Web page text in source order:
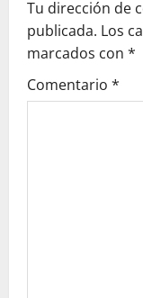
i
g
a
Tu dirección de
publicada. Los
marcados con *
Comentario *